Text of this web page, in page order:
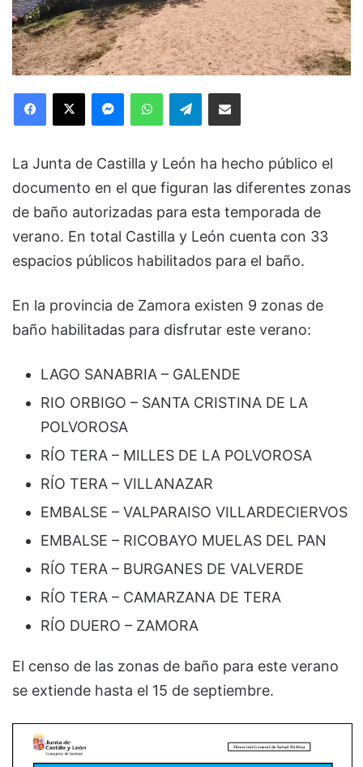
Facebook
X MessengerWhatsAppTelegramCompartir via Email
La Junta de Castilla y León ha hecho público el
documento en el que figuran las diferentes zonas
de baño autorizadas para esta temporada de
verano. En total Castilla y León cuenta con 33
espacios públicos habilitados para el baño.
En la provincia de Zamora existen 9 zonas de
baño habilitadas para disfrutar este verano:
LAGO SANABRIA – GALENDE
RIO ORBIGO – SANTA CRISTINA DE LA
POLVOROSA
RÍO TERA – MILLES DE LA POLVOROSA
RÍO TERA – VILLANAZAR
EMBALSE – VALPARAISO VILLARDECIERVOS
EMBALSE – RICOBAYO MUELAS DEL PAN
RÍO TERA – BURGANES DE VALVERDE
RÍO TERA – CAMARZANA DE TERA
RÍO DUERO – ZAMORA
El censo de las zonas de baño para este verano
se extiende hasta el 15 de septiembre.